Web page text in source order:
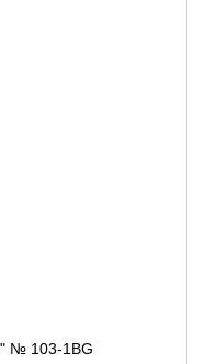
№ 103-1BG